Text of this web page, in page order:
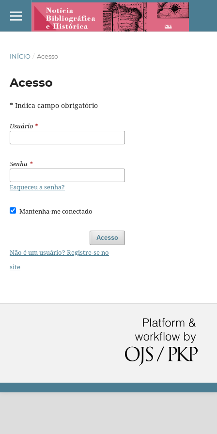
INÍCIO / Acesso
Acesso
* Indica campo obrigatório
Usuário *
Senha *
Esqueceu a senha?
Mantenha-me conectado
Acesso
Não é um usuário? Registre-se no
site